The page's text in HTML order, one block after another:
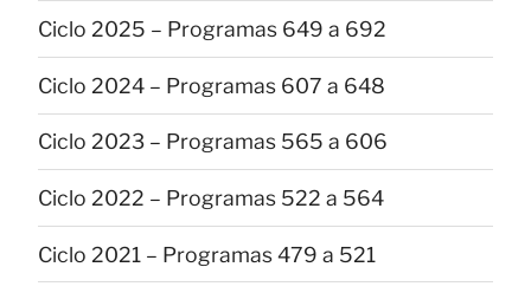
Ciclo 2025 – Programas 649 a 692
Ciclo 2024 – Programas 607 a 648
Ciclo 2023 – Programas 565 a 606
Ciclo 2022 – Programas 522 a 564
Ciclo 2021 – Programas 479 a 521